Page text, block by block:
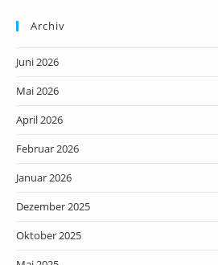
Archiv
Juni 2026
Mai 2026
April 2026
Februar 2026
Januar 2026
Dezember 2025
Oktober 2025